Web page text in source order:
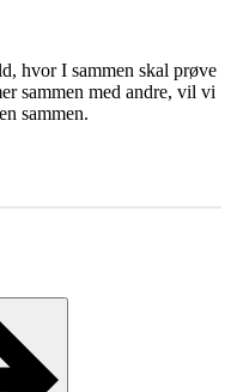
hvor I sammen skal prøve
sammen med andre, vil vi
sammen.